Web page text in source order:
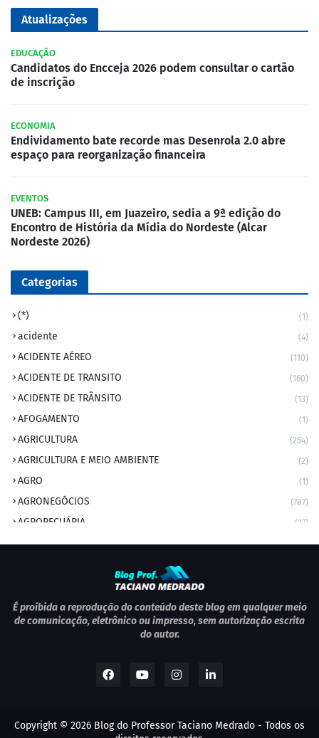
Atualizações
EDUCAÇÃO
Candidatos do Encceja 2026 podem consultar o cartão
de inscrição
ECONOMIA
Endividamento bate recorde mas Desenrola 2.0 abre
espaço para reorganização financeira
EVENTOS
UNEB: Campus III, em Juazeiro, sedia a 9ª edição do
Encontro de História da Mídia do Nordeste (Alcar
Nordeste 2026)
Categorias
(*) (1)
acidente (4)
ACIDENTE AÉREO (110)
ACIDENTE DE TRANSITO (160)
ACIDENTE DE TRÂNSITO (13)
AFOGAMENTO (1)
AGRICULTURA (254)
AGRICULTURA E MEIO AMBIENTE (2)
AGRO (1)
AGRONEGÓCIOS (787)
AGROPECUÁRIA (37)
AMBIENTE (9)
ANIVERSÁRIO DA CIDADE
ANIVERSÁRIOS (1)
APEXBRASIL (1)
AVIAÇÃO (1)
É proibida a reprodução do conteúdo deste blog em qualquer meio
de comunicação, eletrônico ou impresso, sem autorização escrita
do autor.
Copyright © 2026 Blog do Professor Taciano Medrado - Todos os